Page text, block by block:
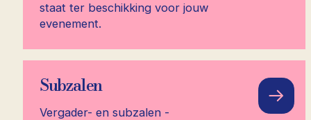
staat ter beschikking voor jouw
evenement.
Subzalen
Vergader- en subzalen -